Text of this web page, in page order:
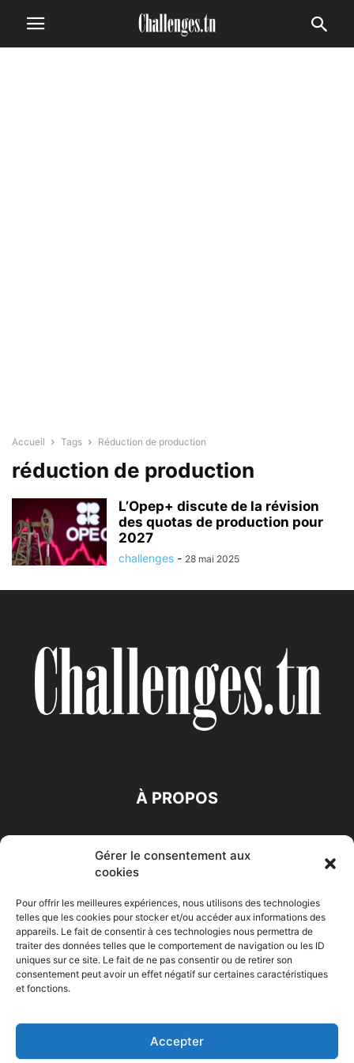
Gérer le consentement aux
cookies
Pour offrir les meilleures expériences, nous utilisons des technologies
telles que les cookies pour stocker et/ou accéder aux informations des
appareils. Le fait de consentir à ces technologies nous permettra de
traiter des données telles que le comportement de navigation ou les ID
uniques sur ce site. Le fait de ne pas consentir ou de retirer son
consentement peut avoir un effet négatif sur certaines caractéristiques
et fonctions.
Accepter
Accueil Tags Réduction de production
réduction de production
L’Opep+ discute de la révision
des quotas de production pour
2027
challenges - 28 mai 2025
À PROPOS
Accueil Economie Entreprises Entrepreneur
Maghreb
© Challenges.tn By AAKOM.DIGITAL